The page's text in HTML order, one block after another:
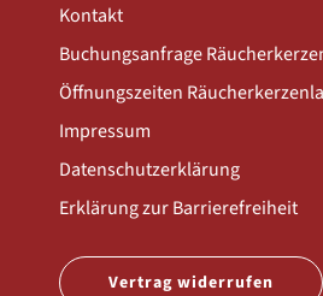
Kontakt
Buchungsanfrage
Öffnungszeiten
Impressum
Datenschutzerklärung
Erklärung zur Barrierefreiheit
Vertrag widerrufen